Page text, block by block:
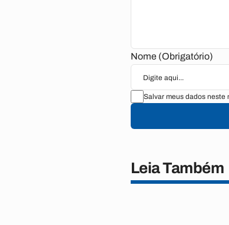
Nome (Obrigatório)
Salvar meus dados neste
Leia Também